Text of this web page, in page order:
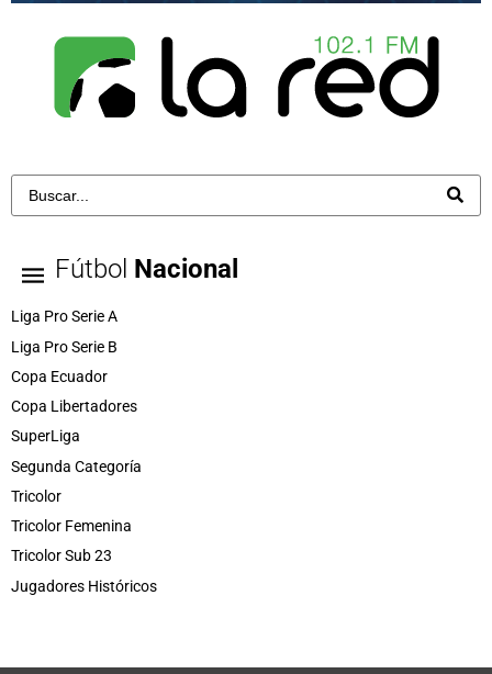
Fútbol Nacional
Liga Pro Serie A
Liga Pro Serie B
Copa Ecuador
Copa Libertadores
SuperLiga
Segunda Categoría
Tricolor
Tricolor Femenina
Tricolor Sub 23
Jugadores Históricos